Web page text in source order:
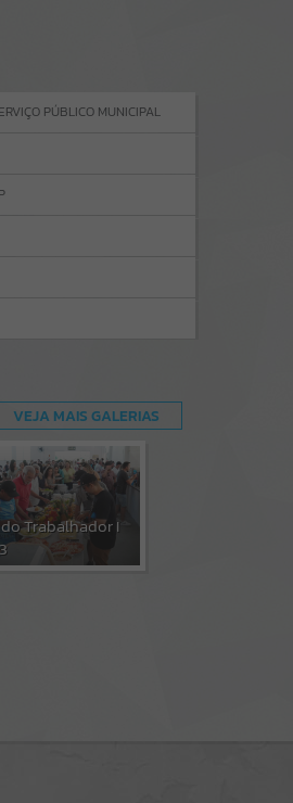
PÚBLICO MUNICIPAL
VEJA MAIS GALERIAS
Trabalhador I